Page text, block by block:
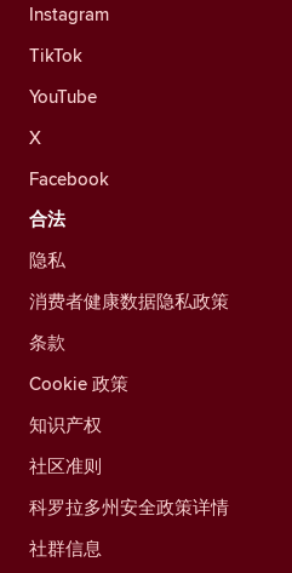
Instagram
TikTok
YouTube
X
Facebook
合法
隐私
消费者健康数据隐私政策
条款
Cookie 政策
知识产权
社区准则
科罗拉多州安全政策详情
社群信息